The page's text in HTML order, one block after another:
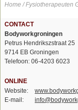
Home /Fysiotherapeuten
CONTACT
Bodyworkgroningen
Petrus Hendrikszstraat 25
9714 EB Groningen
Telefoon: 06-4203 6023
ONLINE
Website:
E-mail: